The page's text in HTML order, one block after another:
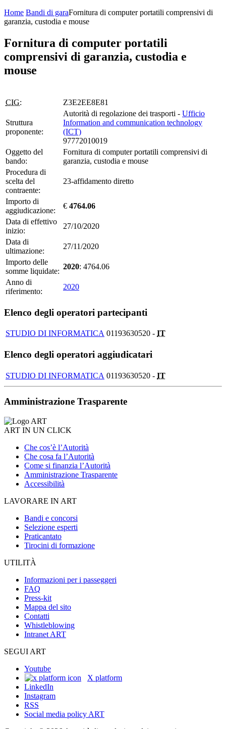
Home Bandi di garaFornitura di computer portatili comprensivi di
garanzia, custodia e mouse
Fornitura di computer portatili
comprensivi di garanzia, custodia e
mouse
CIG: Z3E2EE8E81
Struttura
proponente:
Autorità di regolazione dei trasporti - Ufficio
Information and communication technology
(ICT)
97772010019
Oggetto del
bando:
Fornitura di computer portatili comprensivi di
garanzia, custodia e mouse
Procedura di
scelta del
contraente:
23-affidamento diretto
Importo di
aggiudicazione:
€ 4764.06
Data di effettivo
inizio:
27/10/2020
Data di
ultimazione:
27/11/2020
Importo delle
somme liquidate:
2020: 4764.06
Anno di
riferimento:
2020
Elenco degli operatori partecipanti
STUDIO DI INFORMATICA 01193630520 - IT
Elenco degli operatori aggiudicatari
STUDIO DI INFORMATICA 01193630520 - IT
Amministrazione Trasparente
ART IN UN CLICK
Che cos’è l’Autorità
Che cosa fa l’Autorità
Come si finanzia l’Autorità
Amministrazione Trasparente
Accessibilità
LAVORARE IN ART
Bandi e concorsi
Selezione esperti
Praticantato
Tirocini di formazione
UTILITÀ
Informazioni per i passeggeri
FAQ
Press-kit
Mappa del sito
Contatti
Whistleblowing
Intranet ART
SEGUI ART
Youtube
X platform
LinkedIn
Instagram
RSS
Social media policy ART